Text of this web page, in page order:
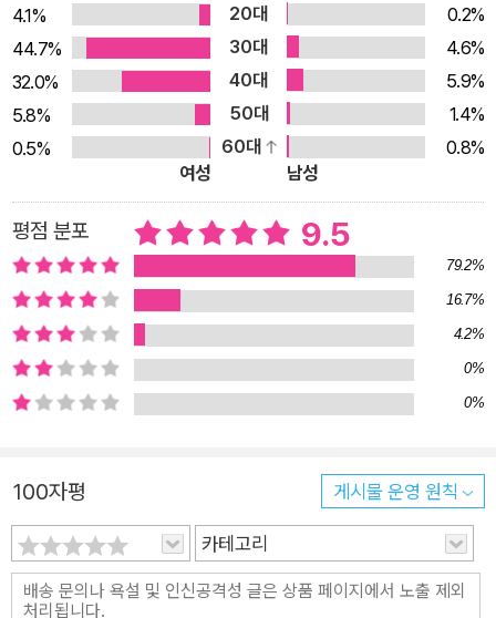
4.1%
20대
0.2%
44.7%
30대
4.6%
32.0%
40대
5.9%
5.8%
50대
1.4%
0.5%
60대
0.8%
여성
남성
평점 분포 9.5
79.2%
16.7%
4.2%
0%
0%
100자평 게시물 운영 원칙
카테고리